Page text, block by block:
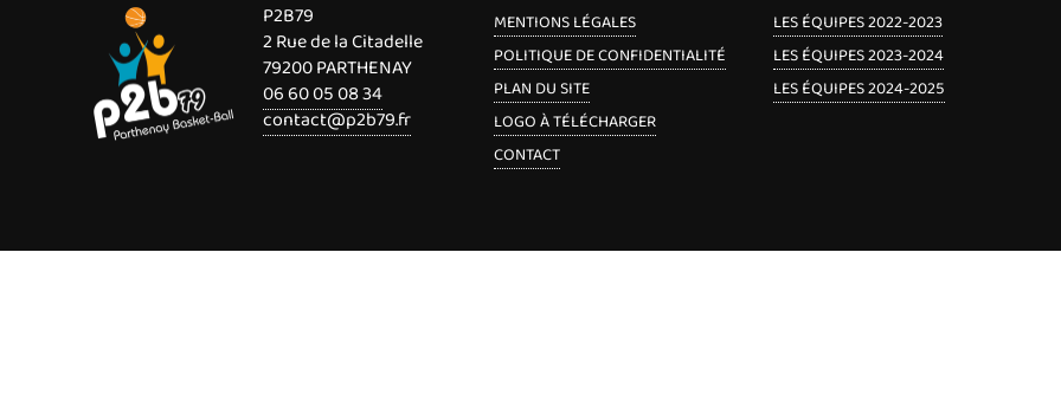
P2B79
2 Rue de la Citadelle
79200 PARTHENAY
06 60 05 08 34
contact@p2b79.fr
MENTIONS LÉGALES
POLITIQUE DE CONFIDENTIALITÉ
PLAN DU SITE
LOGO À TÉLÉCHARGER
CONTACT
LES ÉQUIPES 2022-2023
LES ÉQUIPES 2023-2024
LES ÉQUIPES 2024-2025